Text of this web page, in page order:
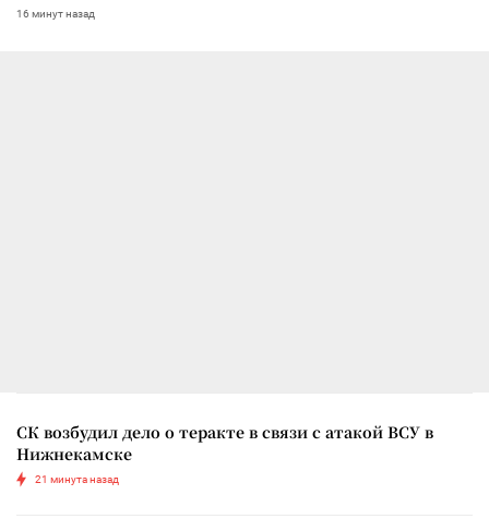
16 минут назад
СК возбудил дело о теракте в связи с атакой ВСУ в
Нижнекамске
21 минута назад